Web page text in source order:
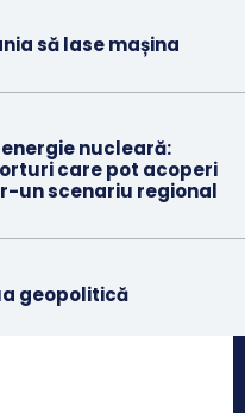
să lase mașina
nucleară:
care pot acoperi
un scenariu regional
geopolitică